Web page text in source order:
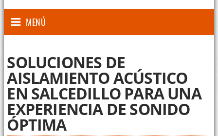
MENÚ
SOLUCIONES DE
AISLAMIENTO ACÚSTICO
EN SALCEDILLO PARA UNA
EXPERIENCIA DE SONIDO
ÓPTIMA